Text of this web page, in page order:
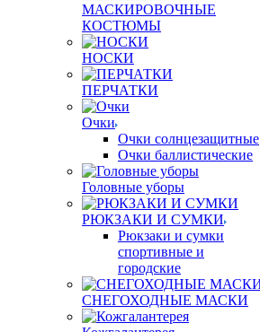
МАСКИРОВОЧНЫЕ
КОСТЮМЫ
НОСКИ
ПЕРЧАТКИ
Очки
Очки солнцезащитные
Очки баллистические
Головные уборы
РЮКЗАКИ И СУМКИ
Рюкзаки и сумки
спортивные и
городские
СНЕГОХОДНЫЕ МАСКИ